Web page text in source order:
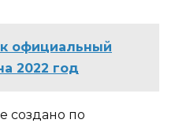
официальный
2022 год
создано по